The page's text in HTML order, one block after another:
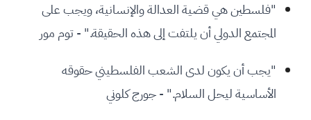
"فلسطين هي قضية العدالة والإنسانية، ويجب على
المجتمع الدولي أن يلتفت إلى هذه الحقيقة." - توم مور
"يجب أن يكون لدى الشعب الفلسطيني حقوقه
الأساسية ليحل السلام." - جورج كلوني